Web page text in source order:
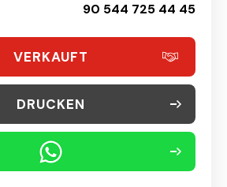
90 544 725 44 45
VERKAUFT
DRUCKEN